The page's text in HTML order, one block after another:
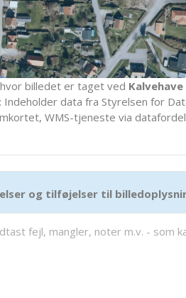
billedet er taget ved Kalvehave
Indeholder data fra Styrelsen for
WMS-tjeneste via
og tilføjelser til